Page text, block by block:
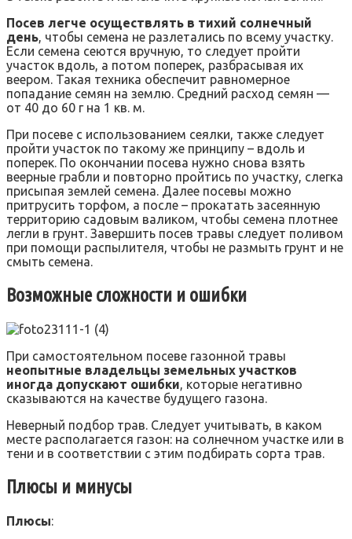
Посев легче осуществлять в тихий солнечный
день, чтобы семена не разлетались по всему участку.
Если семена сеются вручную, то следует пройти
участок вдоль, а потом поперек, разбрасывая их
веером. Такая техника обеспечит равномерное
попадание семян на землю. Средний расход семян —
от 40 до 60 г на 1 кв. м.
При посеве с использованием сеялки, также следует
пройти участок по такому же принципу – вдоль и
поперек. По окончании посева нужно снова взять
веерные грабли и повторно пройтись по участку, слегка
присыпая землей семена. Далее посевы можно
притрусить торфом, а после – прокатать засеянную
территорию садовым валиком, чтобы семена плотнее
легли в грунт. Завершить посев травы следует поливом
при помощи распылителя, чтобы не размыть грунт и не
смыть семена.
Возможные сложности и ошибки
При самостоятельном посеве газонной травы
неопытные владельцы земельных участков
иногда допускают ошибки, которые негативно
сказываются на качестве будущего газона.
Неверный подбор трав. Следует учитывать, в каком
месте располагается газон: на солнечном участке или в
тени и в соответствии с этим подбирать сорта трав.
Плюсы и минусы
Плюсы: